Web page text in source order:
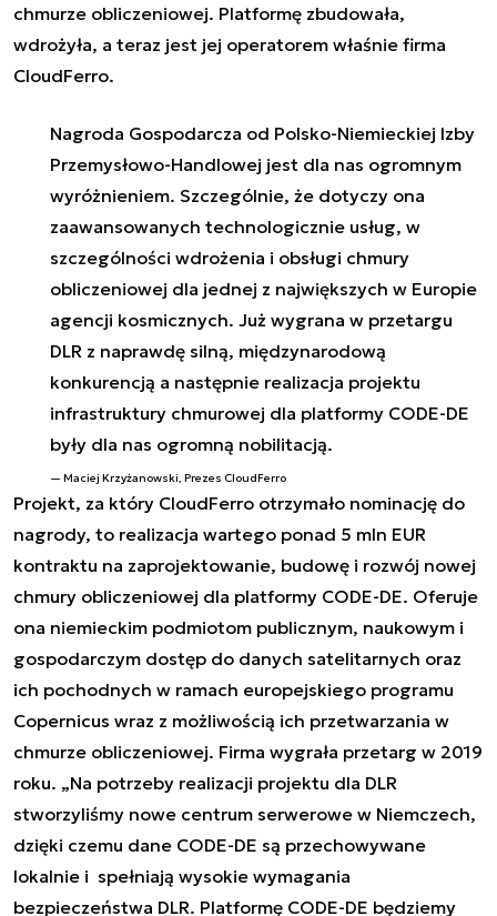
chmurze obliczeniowej. Platformę zbudowała,
wdrożyła, a teraz jest jej operatorem właśnie firma
CloudFerro.
Nagroda Gospodarcza od Polsko-Niemieckiej Izby
Przemysłowo-Handlowej jest dla nas ogromnym
wyróżnieniem. Szczególnie, że dotyczy ona
zaawansowanych technologicznie usług, w
szczególności wdrożenia i obsługi chmury
obliczeniowej dla jednej z największych w Europie
agencji kosmicznych. Już wygrana w przetargu
DLR z naprawdę silną, międzynarodową
konkurencją a następnie realizacja projektu
infrastruktury chmurowej dla platformy CODE-DE
były dla nas ogromną nobilitacją.
Maciej Krzyżanowski, Prezes CloudFerro
Projekt, za który CloudFerro otrzymało nominację do
nagrody, to realizacja wartego ponad 5 mln EUR
kontraktu na zaprojektowanie, budowę i rozwój nowej
chmury obliczeniowej dla platformy CODE-DE. Oferuje
ona niemieckim podmiotom publicznym, naukowym i
gospodarczym dostęp do danych satelitarnych oraz
ich pochodnych w ramach europejskiego programu
Copernicus wraz z możliwością ich przetwarzania w
chmurze obliczeniowej. Firma wygrała przetarg w 2019
roku. „Na potrzeby realizacji projektu dla DLR
stworzyliśmy nowe centrum serwerowe w Niemczech,
dzięki czemu dane CODE-DE są przechowywane
lokalnie i spełniają wysokie wymagania
bezpieczeństwa DLR. Platformę CODE-DE będziemy